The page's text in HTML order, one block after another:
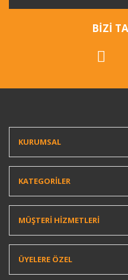
BİZİ
KURUMSAL
KATEGORİLER
MÜŞTERİ HİZMETLERİ
ÜYELERE ÖZEL